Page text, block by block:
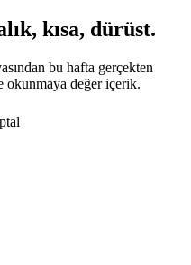
kısa, dürüst.
bu hafta gerçekten
okunmaya değer içerik.